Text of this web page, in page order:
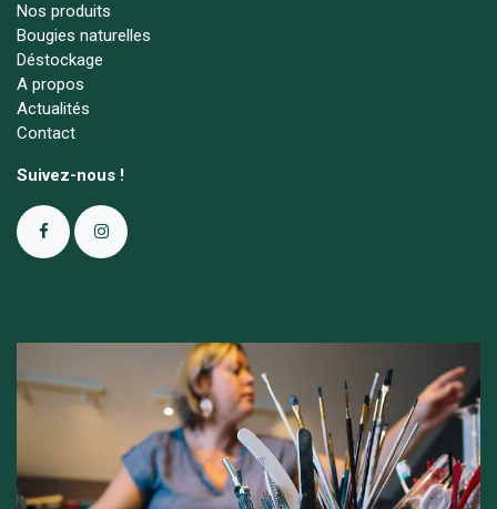
Nos produits
Bougies naturelles
Déstockage
A propos
Actualités
Contact
Suivez-nous !